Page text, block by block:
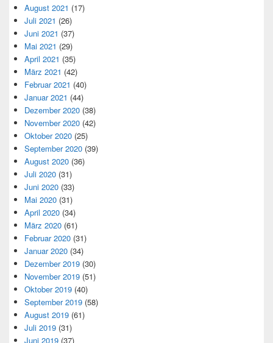
August 2021 (17)
Juli 2021 (26)
Juni 2021 (37)
Mai 2021 (29)
April 2021 (35)
März 2021 (42)
Februar 2021 (40)
Januar 2021 (44)
Dezember 2020 (38)
November 2020 (42)
Oktober 2020 (25)
September 2020 (39)
August 2020 (36)
Juli 2020 (31)
Juni 2020 (33)
Mai 2020 (31)
April 2020 (34)
März 2020 (61)
Februar 2020 (31)
Januar 2020 (34)
Dezember 2019 (30)
November 2019 (51)
Oktober 2019 (40)
September 2019 (58)
August 2019 (61)
Juli 2019 (31)
Juni 2019 (37)